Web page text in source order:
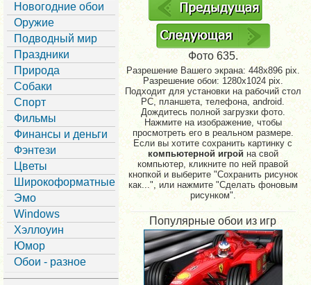
Новогодние обои
Оружие
Подводный мир
Праздники
Природа
Собаки
Спорт
Фильмы
Финансы и деньги
Фэнтези
Цветы
Широкоформатные
Эмо
Windows
Хэллоуин
Юмор
Обои - разное
Фото 635.
Разрешение Вашего экрана: 448x896 pix.
Разрешение обои: 1280x1024 pix.
Подходит для установки на рабочий стол
PC, планшета, телефона, android.
Дождитесь полной загрузки фото.
Нажмите на изображение, чтобы
просмотреть его в реальном размере.
Если вы хотите сохранить картинку с
компьютерной игрой на свой
компьютер, кликните по ней правой
кнопкой и выберите "Сохранить рисунок
как...", или нажмите "Сделать фоновым
рисунком".
Популярные обои из игр